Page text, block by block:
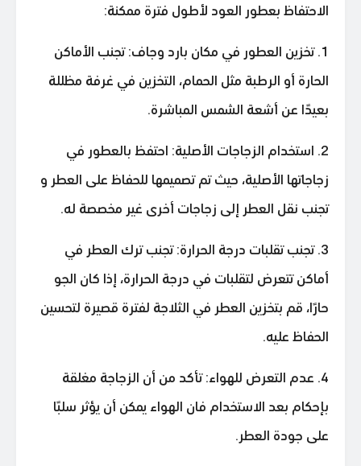
الاحتفاظ بعطور العود لأطول فترة ممكنة:
1. تخزين العطور في مكان بارد وجاف: تجنب الأماكن
الحارة أو الرطبة مثل الحمام، التخزين في غرفة مظللة
بعيدًا عن أشعة الشمس المباشرة.
2. استخدام الزجاجات الأصلية: احتفظ بالعطور في
زجاجاتها الأصلية، حيث تم تصميمها للحفاظ على العطر و
تجنب نقل العطر إلى زجاجات أخرى غير مخصصة له.
3. تجنب تقلبات درجة الحرارة: تجنب ترك العطر في
أماكن تتعرض لتقلبات في درجة الحرارة، إذا كان الجو
حارًا، قم بتخزين العطر في الثلاجة لفترة قصيرة لتحسين
الحفاظ عليه.
4. عدم التعرض للهواء: تأكد من أن الزجاجة مغلقة
بإحكام بعد الاستخدام فان الهواء يمكن أن يؤثر سلبًا
على جودة العطر.